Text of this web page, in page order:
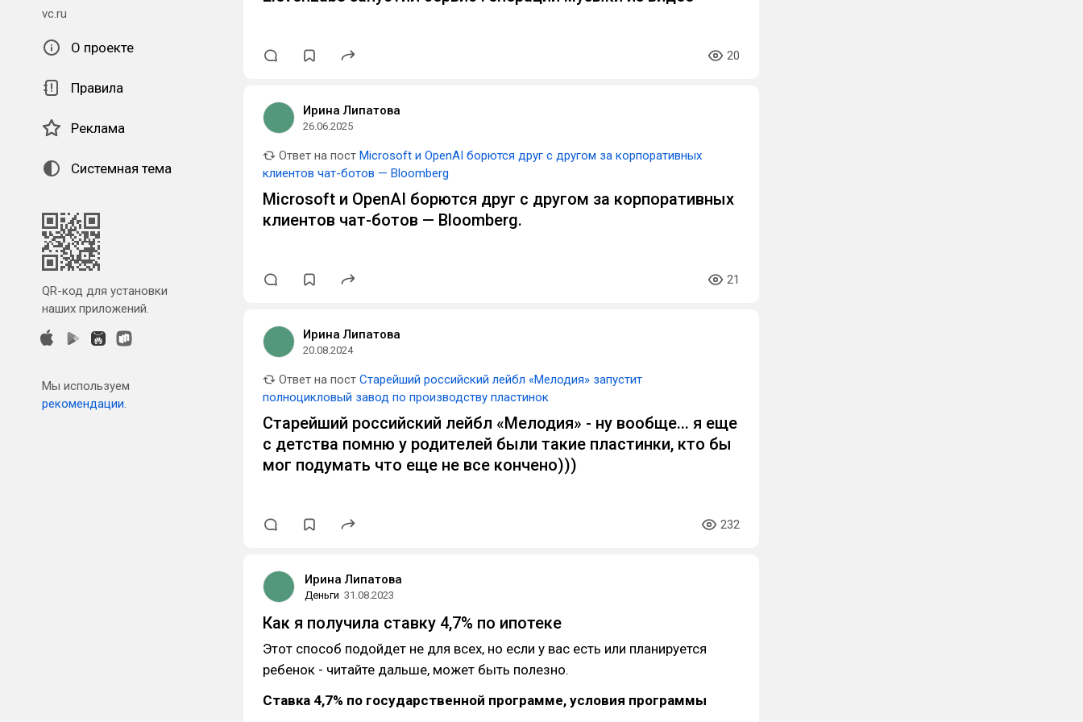
vc.ru
О проекте
Правила
Реклама
Системная тема
QR-код для установки
наших приложений.
Мы используем
рекомендации.
20
Ирина Липатова
26.06.2025
Ответ на пост Microsoft и OpenAI борются друг с другом за корпоративных
клиентов чат-ботов — Bloomberg
Microsoft и OpenAI борются друг с другом за корпоративных
клиентов чат-ботов — Bloomberg.
21
Ирина Липатова
20.08.2024
Ответ на пост Старейший российский лейбл «Мелодия» запустит
полноцикловый завод по производству пластинок
Старейший российский лейбл «Мелодия» - ну вообще... я еще
с детства помню у родителей были такие пластинки, кто бы
мог подумать что еще не все кончено)))
232
Ирина Липатова
Деньги 31.08.2023
Как я получила ставку 4,7% по ипотеке
Этот способ подойдет не для всех, но если у вас есть или планируется
ребенок - читайте дальше, может быть полезно.
Ставка 4,7% по государственной программе, условия программы